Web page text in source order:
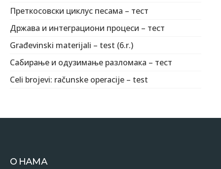
Преткосовски циклус песама – тест
Држава и интеграциони процеси – тест
Građevinski materijali – test (6.r.)
Сабирање и одузимање разломака – тест
Celi brojevi: računske оperacije – test
О НАМА